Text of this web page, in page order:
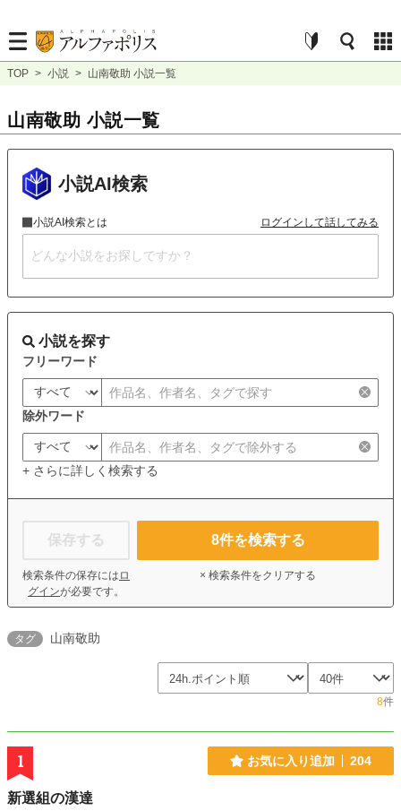
TOP > 小説 > 山南敬助 小説一覧
山南敬助 小説一覧
小説AI検索
小説AI検索とは ログインして話してみる
小説を探す
フリーワード
除外ワード
+ さらに詳しく検索する
保存する
検索条件の保存には ロ
グインが必要です。
8件を検索する
× 検索条件をクリアする
タグ 山南敬助
8件
1 お気に入り追加 204
新選組の漢達